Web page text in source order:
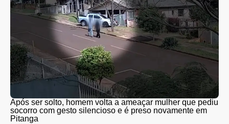
Após ser solto, homem volta a ameaçar mulher que pediu
socorro com gesto silencioso e é preso novamente em
Pitanga